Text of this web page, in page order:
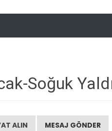
Soğuk
ALIN MESAJ GÖNDER